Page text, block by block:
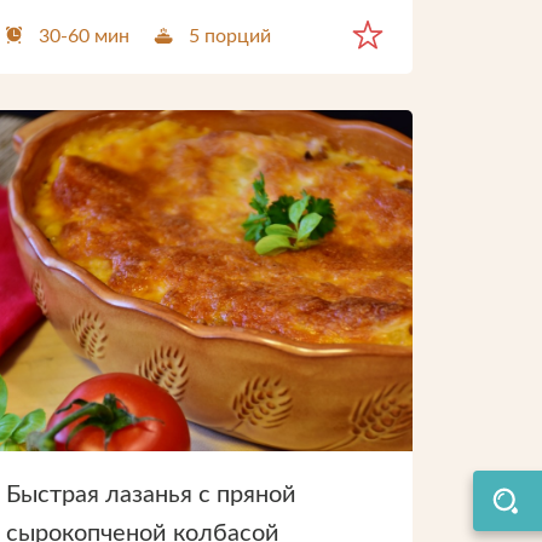
30-60 мин 5 порций
Быстрая лазанья с пряной
сырокопченой колбасой